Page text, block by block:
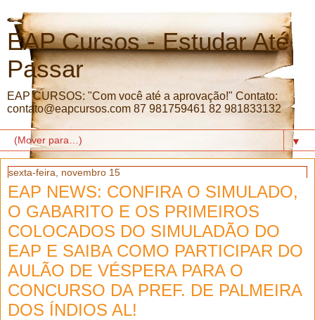
EAP Cursos - Estudar Até
Passar
EAP CURSOS: "Com você até a aprovação!" Contato:
contato@eapcursos.com 87 981759461 82 981833132
▼
sexta-feira, novembro 15
EAP NEWS: CONFIRA O SIMULADO,
O GABARITO E OS PRIMEIROS
COLOCADOS DO SIMULADÃO DO
EAP E SAIBA COMO PARTICIPAR DO
AULÃO DE VÉSPERA PARA O
CONCURSO DA PREF. DE PALMEIRA
DOS ÍNDIOS AL!